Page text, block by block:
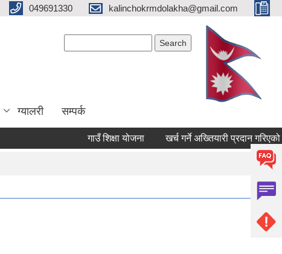
049691330 kalinchokrmdolakha@gmail.com
ग्यालरी सम्पर्क
गाउँ शिक्षा योजना खर्च गर्ने अख्तियारी प्रदान गरिएको